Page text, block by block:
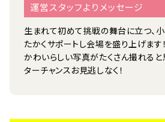
運営スタッフよりメッセージ
生まれて初めて挑戦の舞台に立つ、
たかくサポートし会場を盛り上げます！
かわいらしい写真がたくさん撮れると
ターチャンスお見逃しなく！